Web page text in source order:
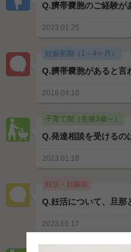
Q.臍帯嚢胞のご経験が
2023.01.25
妊娠初期（1～4ヶ月）
Q.臍帯嚢胞があると言
2018.04.10
子育て期（生後3歳～）
Q.発達相談を受けるの
2023.01.18
妊活・妊娠前
Q.妊活について、旦那
2023.01.17